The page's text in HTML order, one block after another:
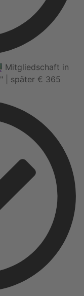
Mitgliedschaft in
| später € 365